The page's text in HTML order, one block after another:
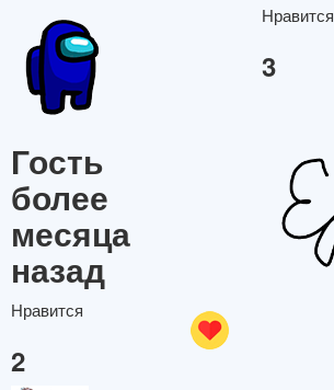
Нравится
3
Гость
более
месяца
назад
Нравится
2